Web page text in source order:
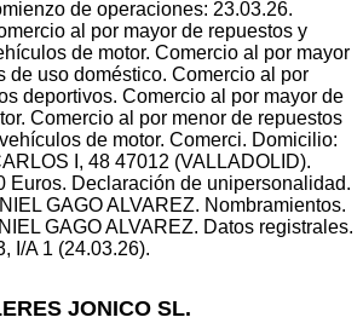
de operaciones: 23.03.26.
al por mayor de repuestos y
de motor. Comercio al por mayor
de uso doméstico. Comercio al por
deportivos. Comercio al por mayor de
Comercio al por menor de repuestos
de motor. Comerci. Domicilio:
I, 48 47012 (VALLADOLID).
Euros. Declaración de unipersonalidad.
GAGO ALVAREZ. Nombramientos.
GAGO ALVAREZ. Datos registrales.
I/A 1 (24.03.26).
JONICO SL.